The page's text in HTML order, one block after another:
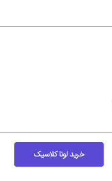
خرید لونا کلاسیک